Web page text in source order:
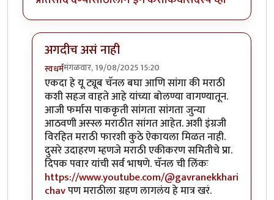
अगदीच असं नाही
स्वधर्ममंगळवार, 19/08/2025 15:20
In reply toमराठी भाषेचे भाषादारिद्र्यbyसाहना
एकदा हे यू ट्यूब चॅनल बघा आणि सांगा की मराठी
कशी सहज वाहते आहे यांच्या बोलण्या वागण्यातून.
आजी फर्मास पाककृती सांगता सांगता जुन्या
आठवणी अस्स्ल मराठीत सांगत आहेत. अशी इंग्रजी
विरहित मराठी फारशी कुठे ऐकायला मिळत नाही.
दुसरे उदाहरण म्हणजे मराठी एकीकरण समितीचे प्रा.
दिपक पवार यांची सर्व भाषणे.चॅनल ची लिंकः
https://www.youtube.com/@gavranekkhari
chavपण मराठीला ग्रहण लागलंय हे मात्र खरं.